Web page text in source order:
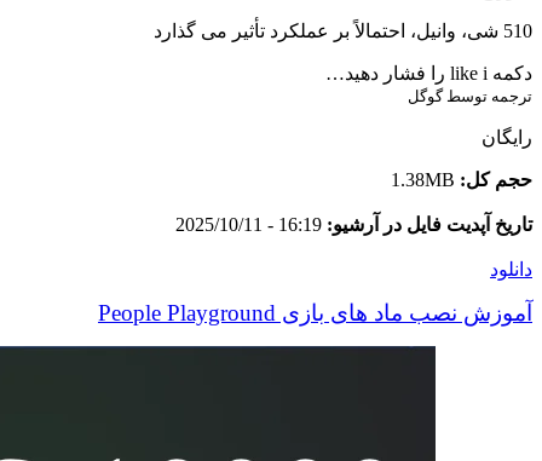
510 شی، وانیل، احتمالاً بر عملکرد تأثیر می گذارد
دکمه like i را فشار دهید…
ترجمه توسط گوگل
رایگان
حجم کل: 1.38MB
تاریخ آپدیت فایل در آرشیو: 16:19 - 2025/10/11
دانلود
آموزش نصب ماد های بازی People Playground